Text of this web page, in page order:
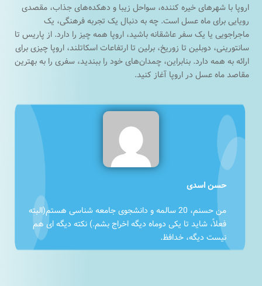
اروپا با شهرهای خیره کننده، سواحل زیبا و دهکده‌های جذاب، مقصدی
رویایی برای ماه عسل است. چه به دنبال یک تجربه فرهنگی، یک
ماجراجویی یا یک سفر عاشقانه باشید، اروپا همه چیز را دارد. از پاریس تا
سانتورینی، دوبلین تا زوریخ، برلین تا ارتفاعات اسکاتلند، اروپا چیزی برای
ارائه به همه دارد. بنابراین، چمدان‌های خود را ببندید، سفری را به بهترین
مقاصد ماه عسل در اروپا آغاز کنید.
حسن اسدی
من حسنم، 20 سالمه و دانشجوی جامعه شناسی هستم(البته
فعلاً، شاید تا یکی دوماه دیگه اخراج بشم.) نکته دیگه ای هم
نیست دیگه، خدافظ.